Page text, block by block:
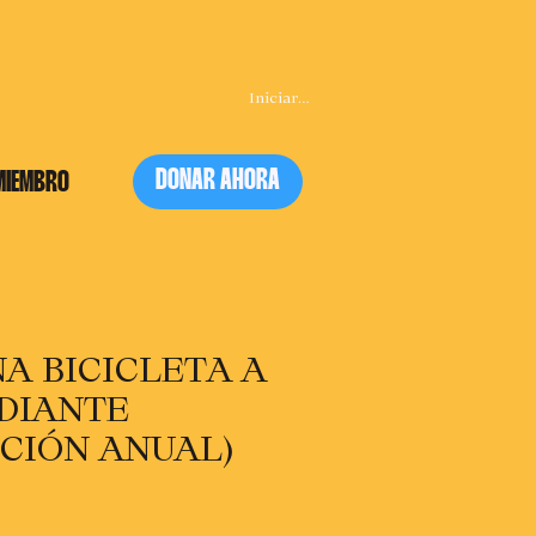
Iniciar sesión
DONAR AHORA
BICICLETA A
ANUAL)